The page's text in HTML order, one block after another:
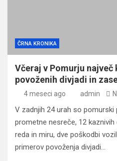
ČRNA KRONIKA
Včeraj v Pomurju največ
povoženih divjadi in
4 meseci ago admin
V zadnjih 24 urah so pomurski
prometne nesreče, 12
reda in miru, dve poškodbi
primerov povoženja divjadi…